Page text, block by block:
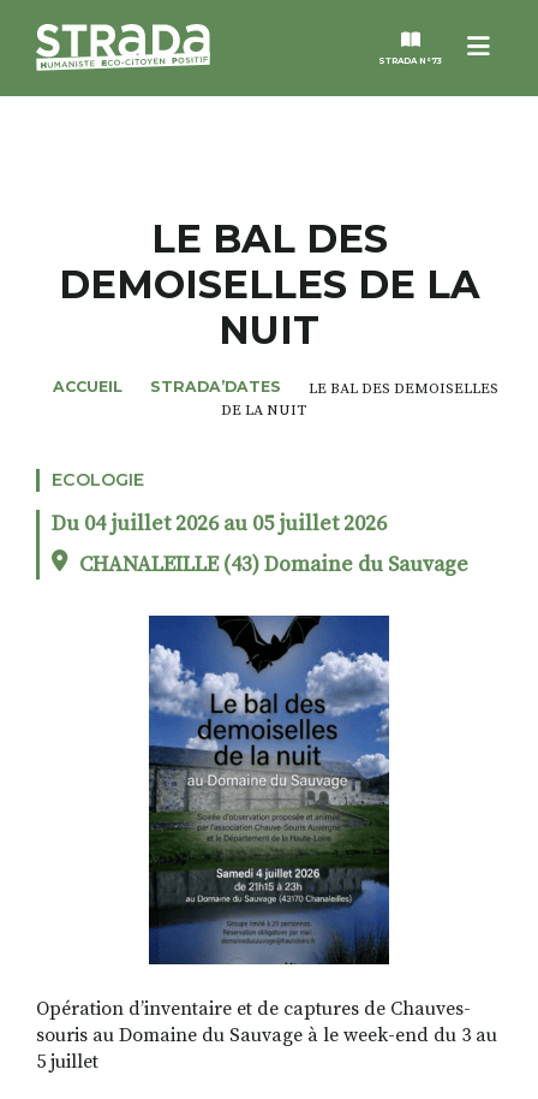
Menu
STRADA N°73
MAGAZINES
NOS THÈMES
RECHERCHER
S'ABONNER
S'INSCRIRE À LA NEWSLETTER
FACEBOOKINSTAGRAM
LINKEDINYOUTUBE
LE BAL DES
DEMOISELLES DE LA
NUIT
ACCUEIL STRADA’DATES
LE BAL DES DEMOISELLES
DE LA NUIT
ECOLOGIE
Du 04 juillet 2026 au 05 juillet 2026
CHANALEILLE (43) Domaine du Sauvage
Opération d’inventaire et de captures de Chauves-
souris au Domaine du Sauvage à le week-end du 3 au
5 juillet